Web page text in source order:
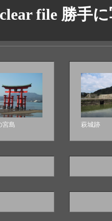
clear file 勝手
宮島 萩城跡